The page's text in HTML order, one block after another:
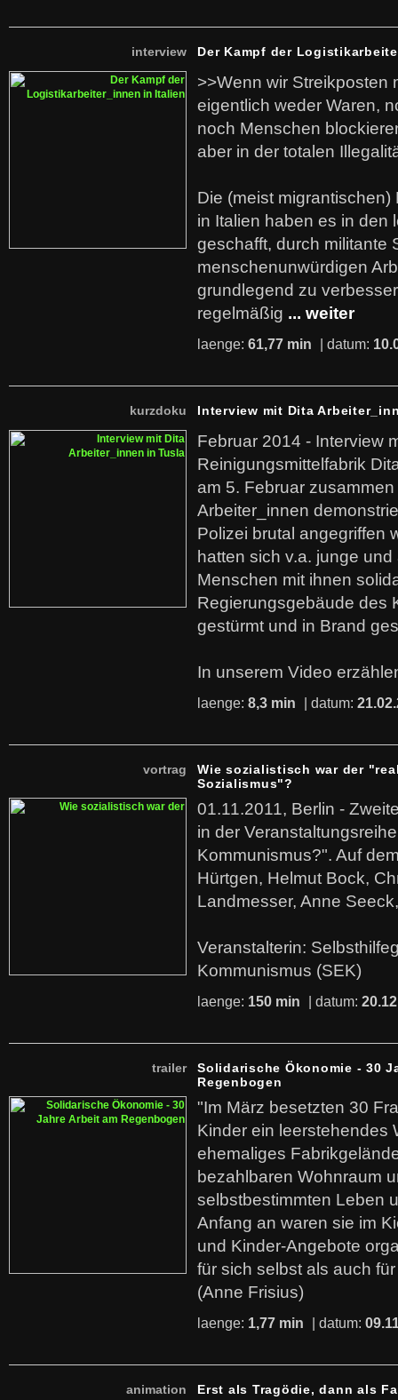
interview Der Kampf der
>>Wenn wir Streikposten
eigentlich weder Waren,
noch Menschen
aber in der totalen
Die (meist
in Italien haben es in den
geschafft, durch militante
menschenunwürdigen
grundlegend zu
regelmäßig ... weiter
laenge: 61,77 min | datum:
kurzdoku Interview mit Dita
Februar 2014 - Interview
Reinigungsmittelfabrik
am 5. Februar
Arbeiter_innen
Polizei brutal angegriffen
hatten sich v.a. junge
Menschen mit ihnen
Regierungsgebäude des
gestürmt und in Brand
In unserem Video
laenge: 8,3 min | datum:
vortrag
Wie sozialistisch war der
Sozialismus"?
01.11.2011, Berlin -
in der
Kommunismus?". Auf
Hürtgen, Helmut Bock,
Landmesser, Anne
Veranstalterin:
Kommunismus (SEK)
laenge: 150 min | datum:
trailer
Solidarische Ökonomie - 30
Regenbogen
"Im März besetzten 30
Kinder ein leerstehendes
ehemaliges
bezahlbaren Wohnraum
selbstbestimmten Leben
Anfang an waren sie im
und Kinder-Angebote
für sich selbst als auch
(Anne Frisius)
laenge: 1,77 min | datum:
animation Erst als Tragödie, dann als